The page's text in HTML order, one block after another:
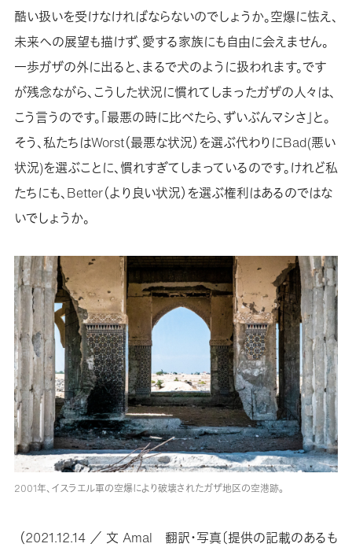
酷い扱いを受けなければならないのでしょうか。空爆に怯え、
未来への展望も描けず、愛する家族にも自由に会えません。
一歩ガザの外に出ると、まるで犬のように扱われます。です
が残念ながら、こうした状況に慣れてしまったガザの人々は、
こう言うのです。「最悪の時に比べたら、ずいぶんマシさ」と。
そう、私たちはWorst（最悪な状況）を選ぶ代わりにBad(悪い
状況)を選ぶことに、慣れすぎてしまっているのです。けれど私
たちにも、Better（より良い状況）を選ぶ権利はあるのではな
いでしょうか。
2001年、イスラエル軍の空爆により破壊されたガザ地区の空港跡。
（2021.12.14 ／ 文 Amal 翻訳・写真〔提供の記載のあるも